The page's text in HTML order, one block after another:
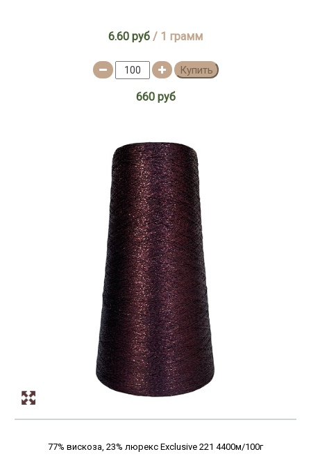
6.60 руб / 1 грамм
Купить
660 руб
77% вискоза, 23% люрекс Exclusive 221 4400м/100г